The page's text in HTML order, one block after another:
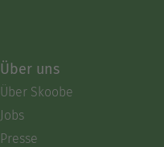
Über uns
Über Skoobe
Jobs
Presse